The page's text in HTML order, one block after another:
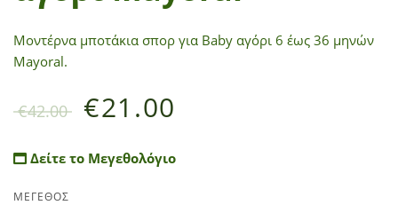
Μοντέρνα μποτάκια σπορ για Baby αγόρι 6 έως 36 μηνών
Mayoral.
€42.00 €21.00
Δείτε το Μεγεθολόγιο
ΜΕΓΕΘΟΣ